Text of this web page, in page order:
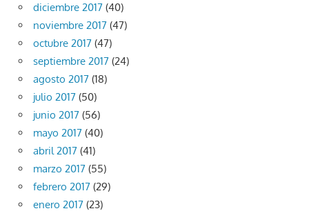
diciembre 2017 (40)
noviembre 2017 (47)
octubre 2017 (47)
septiembre 2017 (24)
agosto 2017 (18)
julio 2017 (50)
junio 2017 (56)
mayo 2017 (40)
abril 2017 (41)
marzo 2017 (55)
febrero 2017 (29)
enero 2017 (23)